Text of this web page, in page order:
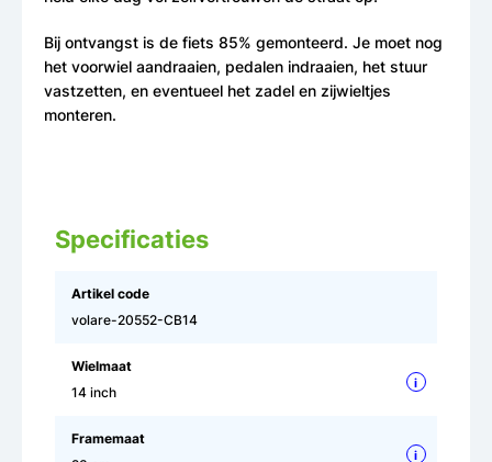
Bij ontvangst is de fiets 85% gemonteerd. Je moet nog
het voorwiel aandraaien, pedalen indraaien, het stuur
vastzetten, en eventueel het zadel en zijwieltjes
monteren.
Specificaties
Artikel code
volare-20552-CB14
Wielmaat
14 inch
i
Framemaat
i